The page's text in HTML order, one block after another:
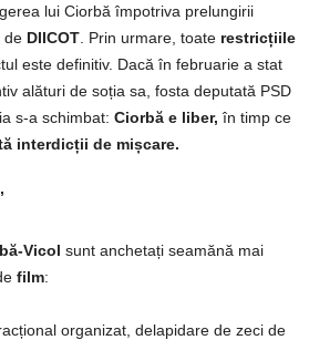
lui Ciorbă împotriva prelungirii
de DIICOT . Prin urmare, toate restricțiile
este definitiv. Dacă în februarie a stat
alături de soția sa, fosta deputată PSD
s-a schimbat: Ciorbă e liber, în timp ce
interdicții de mișcare.
Vicol sunt anchetați seamănă mai
film:
organizat, delapidare de zeci de